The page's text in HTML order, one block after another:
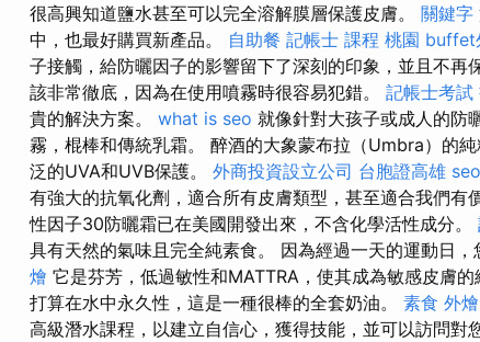
很高興知道鹽水甚至可以完全溶解膜層保護皮膚。 關鍵字
中，也最好購買新產品。 自助餐 記帳士 課程 桃園 buffet
子接觸，給防曬因子的影響留下了深刻的印象，並且不再
該非常徹底，因為在使用噴霧時很容易犯錯。 記帳士考試
貴的解決方案。 what is seo 就像針對大孩子或成人的防
霧，棍棒和傳統乳霜。 醉酒的大象蒙布拉（Umbra）的
泛的UVA和UVB保護。 外商投資設立公司 台胞證高雄
有強大的抗氧化劑，適合所有皮膚類型，甚至適合我們有
性因子30防曬霜已在美國開發出來，不含化學活性成分。
具有天然的氣味且完全純素食。 因為經過一天的運動日，
燴 它是芬芳，低過敏性和MATTRA，使其成為敏感皮膚的
打算在水中永久性，這是一種很棒的全套奶油。 素食 外燴
高級潛水課程，以建立自信心，獲得技能，並可以訪問對